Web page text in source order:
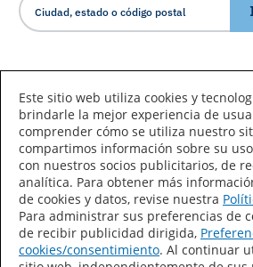
Declaración de accesibilidad
Términos de uso
Privacidad
Este sitio web utiliza cookies y
brindarle la mejor experiencia de
comprender cómo se utiliza nuestro
compartimos información sobre su
con nuestros socios publicitarios, de
analítica. Para obtener más
de cookies y datos, revise nuestra
Para administrar sus preferencias de
de recibir publicidad dirigida,
cookies/consentimiento. Al continuar